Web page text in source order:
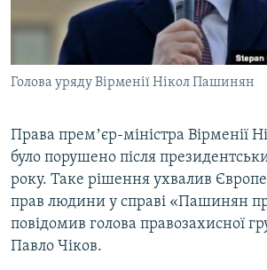
КРИМ РЕАЛІЇ
РУС
КТАТ
ДОЛУЧАЙСЯ!
Голова уряду Вірменії Нікол Пашинян
Права премʼєр-міністра Вірменії
було порушено після
року. Таке рішення ухвалив
прав людини у справі «Пашинян
повідомив голова правозахисної
Павло Чіков.